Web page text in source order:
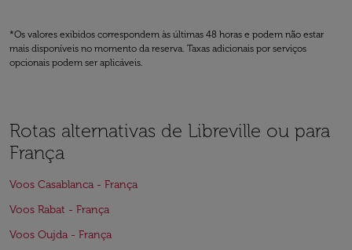
*Os valores exibidos correspondem às últimas 48 horas e podem não estar
mais disponíveis no momento da reserva. Taxas adicionais por serviços
opcionais podem ser aplicáveis.
Rotas alternativas de Libreville ou para
França
Voos Casablanca - França
Voos Rabat - França
Voos Oujda - França